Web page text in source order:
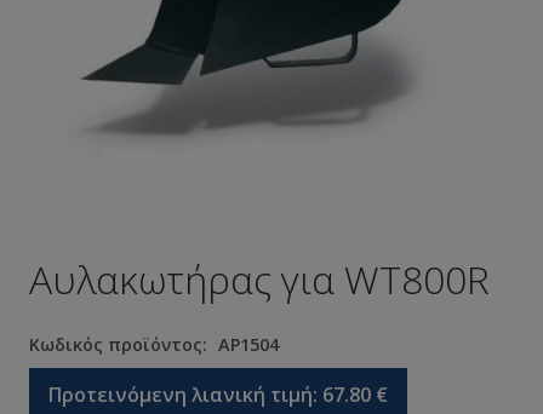
Αυλακωτήρας για WT800R
Κωδικός προϊόντος: AP1504
Προτεινόμενη λιανική τιμή: 67.80 €